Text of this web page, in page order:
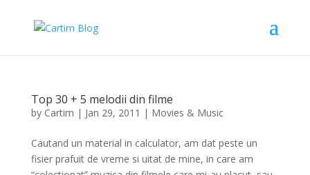
Top 30 + 5 melodii din filme
by Cartim | Jan 29, 2011 | Movies & Music
Cautand un material in calculator, am dat peste un
fisier prafuit de vreme si uitat de mine, in care am